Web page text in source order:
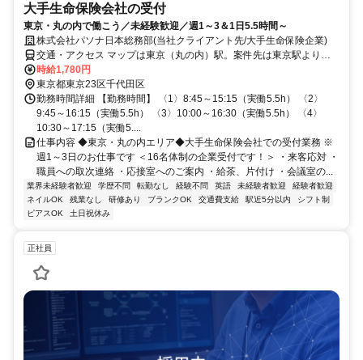
大手生命保険会社の受付
東京・丸の内で働こう／未経験歓迎／週1～3＆1日5.5時間～
株式会社パソナ日本総務部(当社クライアント先/大手生命保険企業)
交通・アクセス マップは東京（丸の内）駅。案件先は東京駅より徒
歩2分のオフィスです。
時給1,780円
東京都東京23区千代田区
勤務時間詳細 【勤務時間】 〈1〉8:45～15:15（実働5.5h） 〈2〉
9:45～16:15（実働5.5h） 〈3〉10:00～16:30（実働5.5h） 〈4〉
10:30～17:15（実働5....
仕事内容 ◆東京・丸の内エリア◆大手生命保険会社での受付業務 ※
週1～3日のお仕事です ＜16名体制の企業受付です！＞ ・来客応対 ・
職員への取次連絡 ・応接室へのご案内 ・給茶、片付け ・会議室の...
業界未経験者歓迎 学歴不問 転勤なし 経験不問 英語 未経験者歓迎
経験者歓迎
ネイルOK
残業なし 研修あり ブランクOK 交通費支給 駅近5分以内
シフト制
ピアスOK
土日祝休み
正社員